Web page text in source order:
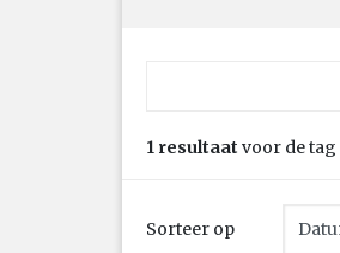
1 resultaat voor de tag
Sorteer op